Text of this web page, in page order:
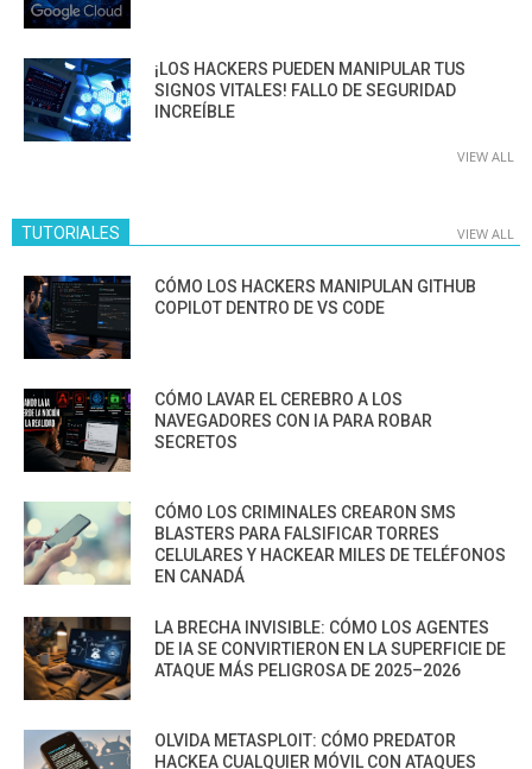
¡LOS HACKERS PUEDEN MANIPULAR TUS
SIGNOS VITALES! FALLO DE SEGURIDAD
INCREÍBLE
VIEW ALL
TUTORIALES VIEW ALL
CÓMO LOS HACKERS MANIPULAN GITHUB
COPILOT DENTRO DE VS CODE
CÓMO LAVAR EL CEREBRO A LOS
NAVEGADORES CON IA PARA ROBAR
SECRETOS
CÓMO LOS CRIMINALES CREARON SMS
BLASTERS PARA FALSIFICAR TORRES
CELULARES Y HACKEAR MILES DE TELÉFONOS
EN CANADÁ
LA BRECHA INVISIBLE: CÓMO LOS AGENTES
DE IA SE CONVIRTIERON EN LA SUPERFICIE DE
ATAQUE MÁS PELIGROSA DE 2025–2026
OLVIDA METASPLOIT: CÓMO PREDATOR
HACKEA CUALQUIER MÓVIL CON ATAQUES